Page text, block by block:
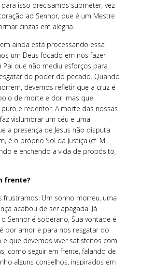
isso precisamos submeter, vez
ao Senhor, que é um Mestre
cinzas em alegria.
ainda está processando essa
um Deus focado em nos fazer
Pai que não mediu esforços para
do poder do pecado. Quando
devemos refletir que a cruz é
de morte e dor, mas que
e redentor. A morte das nossas
vislumbrar um céu e uma
a presença de Jesus não disputa
é o próprio Sol da Justiça (cf. Ml.
e enchendo a vida de propósito,
frente?
frustramos. Um sonho morreu, uma
acabou de ser apagada. Já
Senhor é soberano, Sua vontade é
por amor e para nos resgatar do
que devemos viver satisfeitos com
como seguir em frente, falando de
alguns conselhos, inspirados em